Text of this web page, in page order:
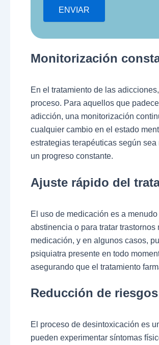
Monitorización
En el tratamiento de las
proceso. Para aquellos que
adicción, una monitorización
cualquier cambio en el estado
estrategias terapéuticas según
un progreso constante.
Ajuste rápido del
El uso de medicación es a
abstinencia o para tratar
medicación, y en algunos casos,
psiquiatra presente en todo
asegurando que el tratamiento
Reducción de
El proceso de desintoxicación es
pueden experimentar síntomas